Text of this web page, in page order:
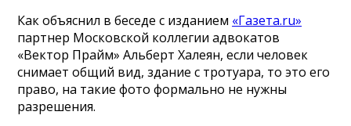
Как объяснил в беседе с изданием «Газета.ru»
партнер Московской коллегии адвокатов
«Вектор Прайм» Альберт Халеян, если человек
снимает общий вид, здание с тротуара, то это его
право, на такие фото формально не нужны
разрешения.